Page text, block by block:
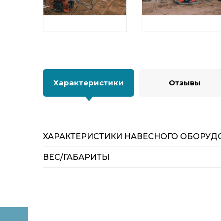
Характеристики Отзывы
ХАРАКТЕРИСТИКИ НАВЕСНОГО
ВЕС/ГАБАРИТЫ